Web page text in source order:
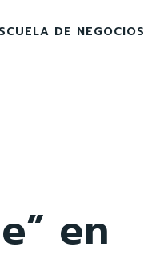
DE NEGOCIOS
en